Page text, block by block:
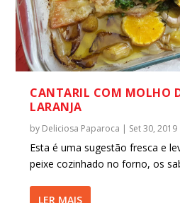
CANTARIL COM MOLHO
LARANJA
by Deliciosa Paparoca Set 30, 2019
Esta é uma sugestão fresca e
peixe cozinhado no forno, os
LER MAIS